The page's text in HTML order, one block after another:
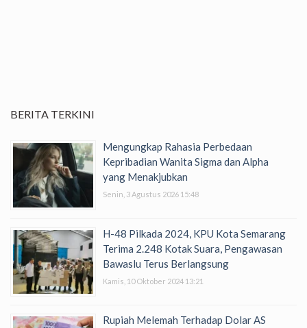
BERITA TERKINI
Mengungkap Rahasia Perbedaan
Kepribadian Wanita Sigma dan Alpha
yang Menakjubkan
Senin, 3 Agustus 2026 15:48
H-48 Pilkada 2024, KPU Kota Semarang
Terima 2.248 Kotak Suara, Pengawasan
Bawaslu Terus Berlangsung
Kamis, 10 Oktober 2024 13:21
Rupiah Melemah Terhadap Dolar AS